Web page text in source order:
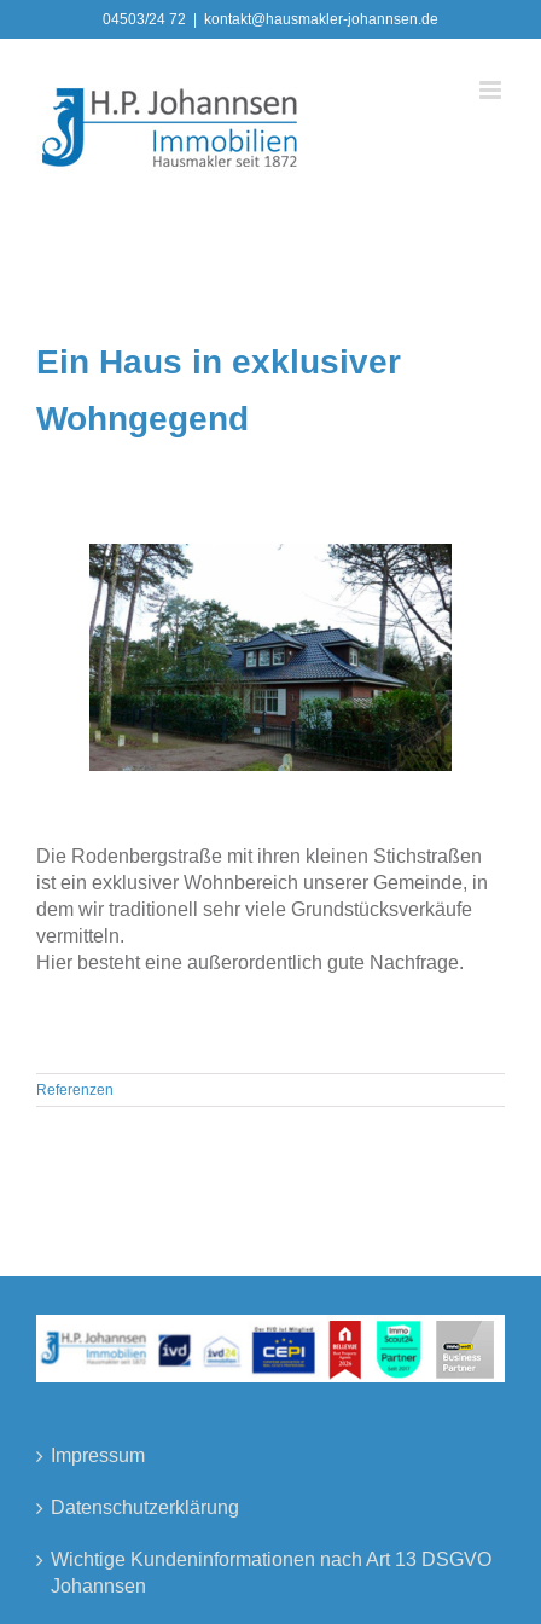
Inhalt
04503/24 72 kontakt@hausmakler-johannsen.de
Ein Haus in exklusiver
Wohngegend
Die Rodenbergstraße mit ihren kleinen Stichstraßen
ist ein exklusiver Wohnbereich unserer Gemeinde, in
dem wir traditionell sehr viele Grundstücksverkäufe
vermitteln.
Hier besteht eine außerordentlich gute Nachfrage.
Referenzen
Impressum
Datenschutzerklärung
Wichtige Kundeninformationen nach Art 13 DSGVO
Johannsen